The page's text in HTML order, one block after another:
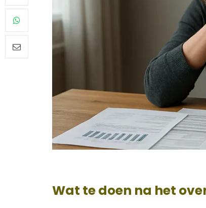
Wat te doen na het